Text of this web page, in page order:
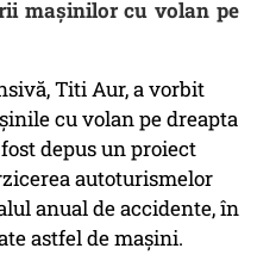
mașinilor cu volan pe
Titi Aur, a vorbit
cu volan pe dreapta
depus un proiect
autoturismelor
anual de accidente, în
astfel de mașini.